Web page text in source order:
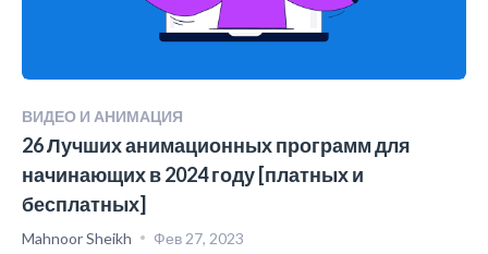
ВИДЕО И АНИМАЦИЯ
26 Лучших анимационных программ для
начинающих в 2024 году [платных и
бесплатных]
Mahnoor Sheikh Фев 27, 2023